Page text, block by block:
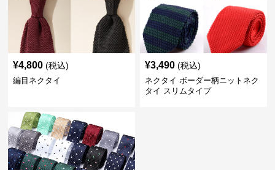
¥4,800 (税込)
編目ネクタイ
¥3,490 (税込)
ネクタイ ボーダー柄ニットネク
タイ スリムタイプ